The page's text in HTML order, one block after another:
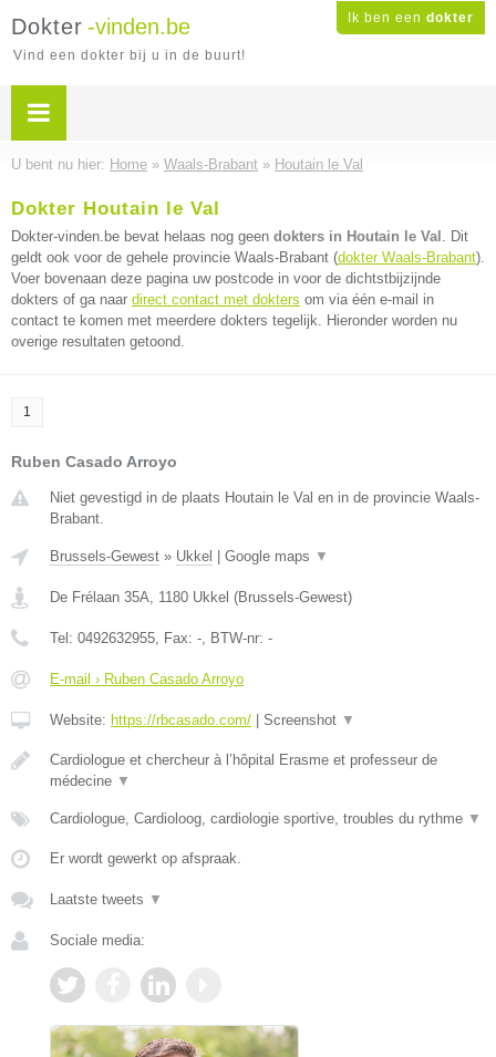
Ik ben een dokter
Dokter -vinden.be
Vind een dokter bij u in de buurt!
U bent nu hier: Home » Waals-Brabant » Houtain le Val
Dokter Houtain le Val
Dokter-vinden.be bevat helaas nog geen dokters in Houtain le Val . Dit
geldt ook voor de gehele provincie Waals-Brabant (dokter Waals-Brabant).
Voer bovenaan deze pagina uw postcode in voor de dichtstbijzijnde
dokters of ga naar direct contact met dokters om via één e-mail in
contact te komen met meerdere dokters tegelijk. Hieronder worden nu
overige resultaten getoond.
1
Ruben Casado Arroyo
Niet gevestigd in de plaats Houtain le Val en in de provincie Waals-
Brabant.
Brussels-Gewest » Ukkel Google maps ▼
De Frélaan 35A, 1180 Ukkel (Brussels-Gewest)
Tel: 0492632955, Fax: -, BTW-nr: -
E-mail › Ruben Casado Arroyo
Website: https://rbcasado.com/ Screenshot ▼
Cardiologue et chercheur à l’hôpital Erasme et professeur de
médecine ▼
Cardiologue, Cardioloog, cardiologie sportive, troubles du rythme ▼
Er wordt gewerkt op afspraak.
Laatste tweets ▼
Sociale media: